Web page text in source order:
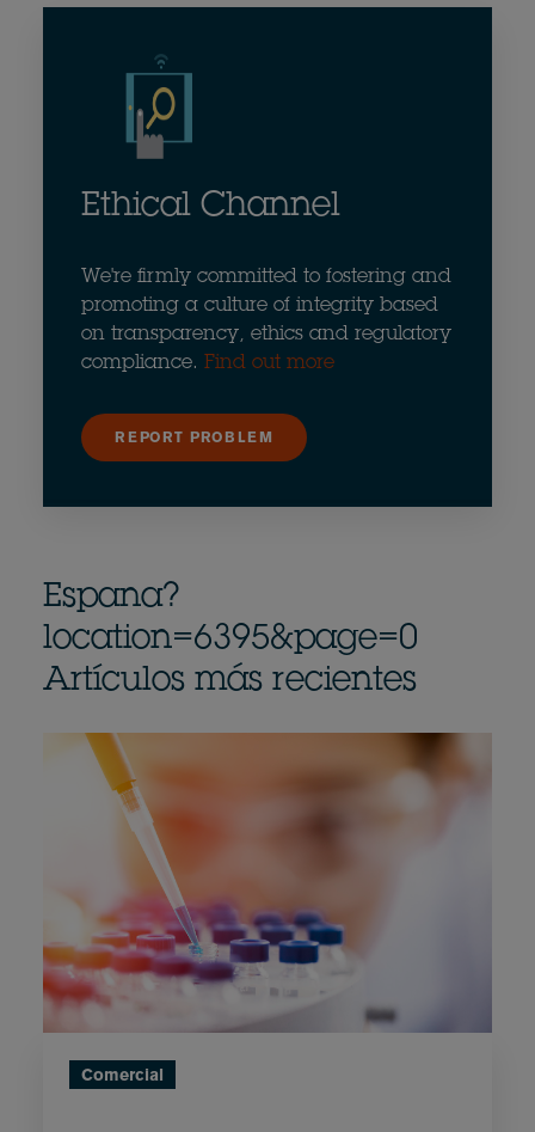
Ethical Channel
We're firmly committed to fostering and
promoting a culture of integrity based
on transparency, ethics and regulatory
compliance. Find out more
REPORT PROBLEM
Espana?
location=6395&page=0
Artículos más recientes
Comercial